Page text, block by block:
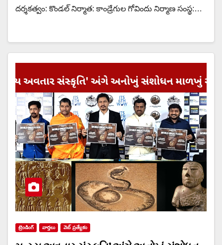
దర్శకత్వం: కొండల్ నిర్మాత: కాండ్రేగుల గోవిందు నిర్మాణ సంస్థ:…
ట్రెండింగ్ వార్త‌లు వెబ్ ప్రత్యేకం